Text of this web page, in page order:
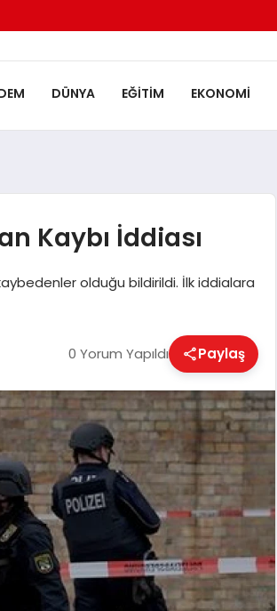
DÜNYA EĞITIM EKONOMI
Kaybı İddiası
olduğu bildirildi. İlk iddialara
0 Yorum Yapıldı Paylaş